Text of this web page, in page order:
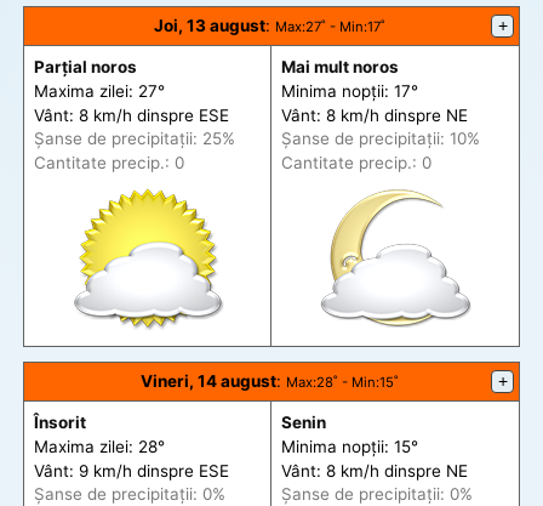
Joi, 13 august: Max:27˚ - Min:17˚ +
Parțial noros
Maxima zilei: 27°
Vânt: 8 km/h dinspre ESE
Șanse de precipitații: 25%
Cantitate precip.: 0
Mai mult noros
Minima nopții: 17°
Vânt: 8 km/h dinspre NE
Șanse de precipitații: 10%
Cantitate precip.: 0
Vineri, 14 august: Max:28˚ - Min:15˚ +
Însorit
Maxima zilei: 28°
Vânt: 9 km/h dinspre ESE
Șanse de precipitații: 0%
Senin
Minima nopții: 15°
Vânt: 8 km/h dinspre NE
Șanse de precipitații: 0%